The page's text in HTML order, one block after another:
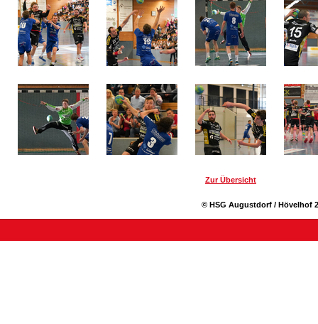
Zur Übersicht
© HSG Augustdorf / Hövelhof